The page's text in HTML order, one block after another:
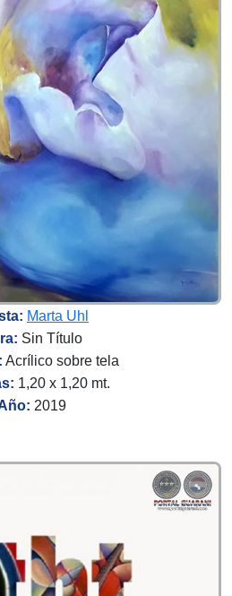
Marta Uhl
Sin Título
Acrílico sobre tela
1,20 x 1,20 mt.
2019